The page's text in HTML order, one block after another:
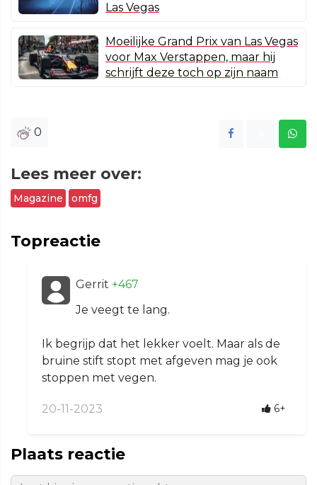
Las Vegas
Moeilijke Grand Prix van Las Vegas
voor Max Verstappen, maar hij
schrijft deze toch op zijn naam
0
Lees meer over:
Magazine omfg
Topreactie
Gerrit +467
Je veegt te lang.
Ik begrijp dat het lekker voelt. Maar als de
bruine stift stopt met afgeven mag je ook
stoppen met vegen.
20-11-2023 6+
Plaats reactie